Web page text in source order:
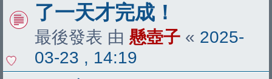
了一天才完成！
最後發表 由 懸壺子 « 2025-
03-23 , 14:19